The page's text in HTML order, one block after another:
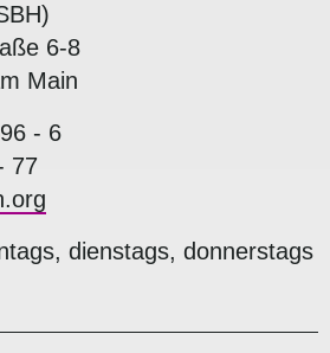
6-8
Main
- 6
77
dienstags, donnerstags